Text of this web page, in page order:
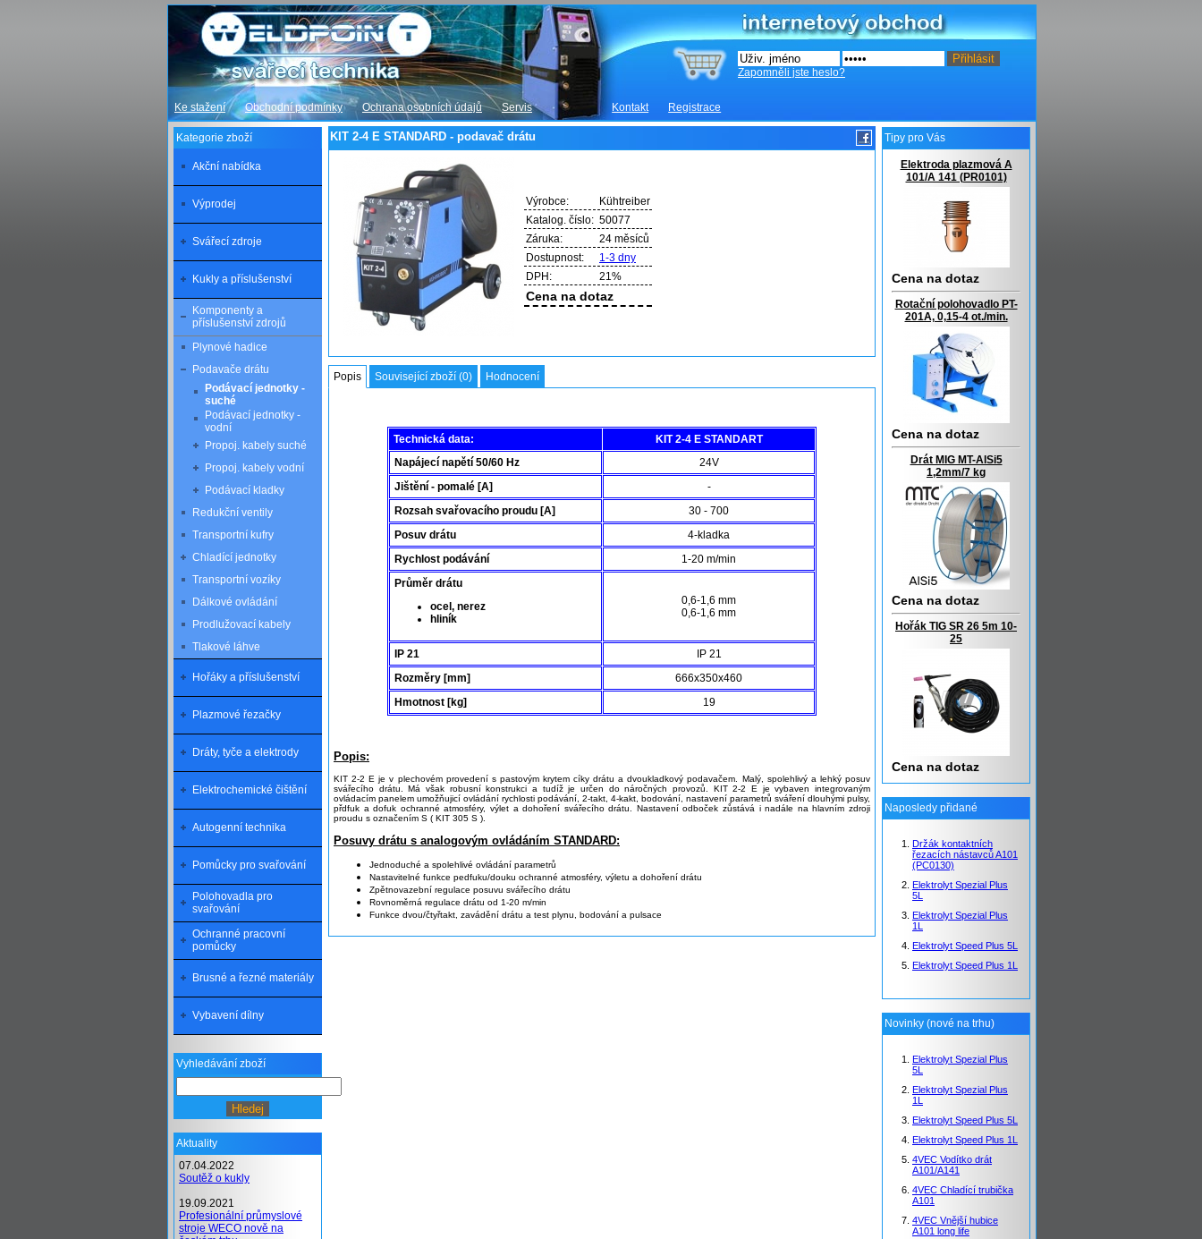
KIT 2-4 E STANDARD - podavač drátu
Zapomněli jste heslo?
Ke stažení Obchodní podmínky Ochrana osobních údajů Servis Kontakt Registrace
Výrobce:
Kühtreiber
Katalog. číslo: 50077
Záruka:
24 měsíců
Dostupnost:
1-3 dny
DPH:
21%
Cena na dotaz
Popis Související zboží (0) Hodnocení
Technická data:
KIT 2-4 E STANDART
Napájecí napětí 50/60 Hz
24V
Jištění - pomalé [A]
-
Rozsah svařovacího proudu [A]
30 - 700
Posuv drátu
4-kladka
Rychlost podávání
1-20 m/min
Průměr drátu
ocel, nerez
hliník
0,6-1,6 mm
0,6-1,6 mm
IP 21
IP 21
Rozměry [mm]
666x350x460
Hmotnost [kg]
19
Popis:
KIT 2-2 E je v plechovém provedení s pastovým krytem cíky drátu a dvoukladkový podavačem. Malý, spolehlivý a lehký posuv
svářecího drátu. Má však robusní konstrukci a tudíž je určen do náročných provozů. KIT 2-2 E je vybaven integrovaným
ovládacím panelem umožňujicí ovládání rychlosti podávání, 2-takt, 4-kakt, bodování, nastavení parametrů sváření dlouhými pulsy,
přdfuk a dofuk ochranné atmosféry, výlet a dohoření svářecího drátu. Nastavení odboček zůstává i nadále na hlavním zdroji
proudu s označením S ( KIT 305 S ).
Posuvy drátu s analogovým ovládáním STANDARD:
Jednoduché a spolehlivé ovládání parametrů
Nastavitelné funkce pedfuku/douku ochranné atmosféry, výletu a dohoření drátu
Zpětnovazební regulace posuvu svářecího drátu
Rovnoměrná regulace drátu od 1-20 m/min
Funkce dvou/čtyřtakt, zavádění drátu a test plynu, bodování a pulsace
Kategorie zboží
Akční nabídka
Výprodej
Svářecí zdroje
Kukly a příslušenství
Komponenty a
příslušenství zdrojů
Plynové hadice
Podavače drátu
Podávací jednotky -
suché
Podávací jednotky -
vodní
Propoj. kabely suché
Propoj. kabely vodní
Podávací kladky
Redukční ventily
Transportní kufry
Chladící jednotky
Transportní vozíky
Dálkové ovládání
Prodlužovací kabely
Tlakové láhve
Hořáky a příslušenství
Plazmové řezačky
Dráty, tyče a elektrody
Elektrochemické čištění
Autogenní technika
Pomůcky pro svařování
Polohovadla pro
svařování
Ochranné pracovní
pomůcky
Brusné a řezné materiály
Vybavení dílny
Vyhledávání zboží
Aktuality
07.04.2022
Soutěž o kukly
19.09.2021
Profesionální průmyslové
stroje WECO nově na
Tipy pro Vás
Elektroda plazmová A
101/A 141 (PR0101)
Cena na dotaz
Rotační polohovadlo PT-
201A, 0,15-4 ot./min.
Cena na dotaz
Drát MIG MT-AlSi5
1,2mm/7 kg
Cena na dotaz
Hořák TIG SR 26 5m 10-
25
Cena na dotaz
Naposledy přidané
Držák kontaktních
řezacích nástavců A101
(PC0130)
Elektrolyt Spezial Plus
5L
Elektrolyt Spezial Plus
1L
Elektrolyt Speed Plus 5L
Elektrolyt Speed Plus 1L
Novinky (nové na trhu)
Elektrolyt Spezial Plus
5L
Elektrolyt Spezial Plus
1L
Elektrolyt Speed Plus 5L
Elektrolyt Speed Plus 1L
4VEC Vodítko drát
A101/A141
4VEC Chladící trubička
A101
4VEC Vnější hubice
A101 long life